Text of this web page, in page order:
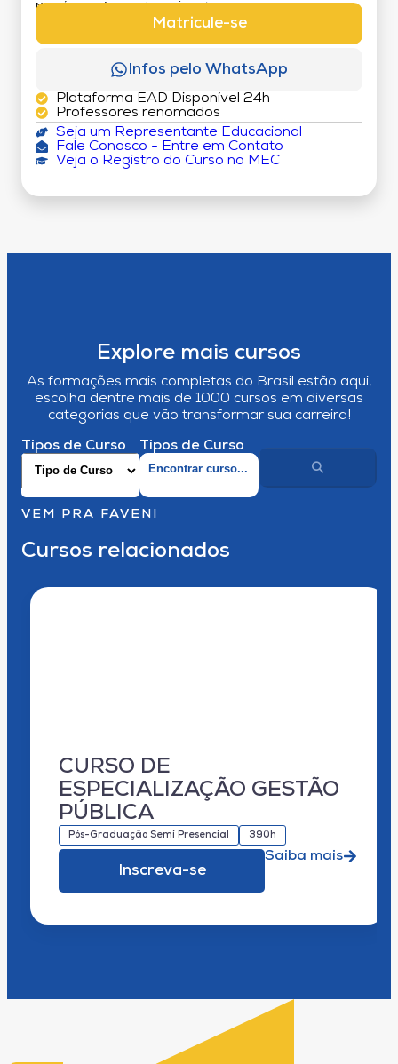
MATRÍCULA:
Matricule-se
Infos pelo WhatsApp
Plataforma EAD Disponível 24h
Professores renomados
Seja um Representante Educacional
Fale Conosco - Entre em Contato
Veja o Registro do Curso no MEC
Explore mais cursos
As formações mais completas do Brasil estão aqui,
escolha dentre mais de 1000 cursos em diversas
categorias que vão transformar sua carreira!
Tipos de Curso Tipos de Curso
VEM PRA FAVENI
Cursos relacionados
CURSO DE
ESPECIALIZAÇÃO GESTÃO
PÚBLICA
Pós-Graduação Semi Presencial 390h
Inscreva-se
Saiba mais